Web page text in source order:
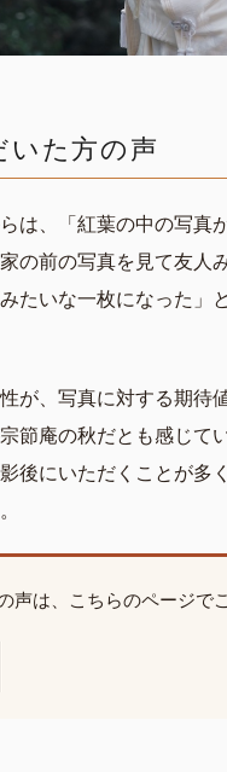
いた方の声
は、「紅葉の中の写真
の前の写真を見て友人
たいな一枚になった」
が、写真に対する期待
節庵の秋だとも感じて
後にいただくことが多
声は、こちらのページで